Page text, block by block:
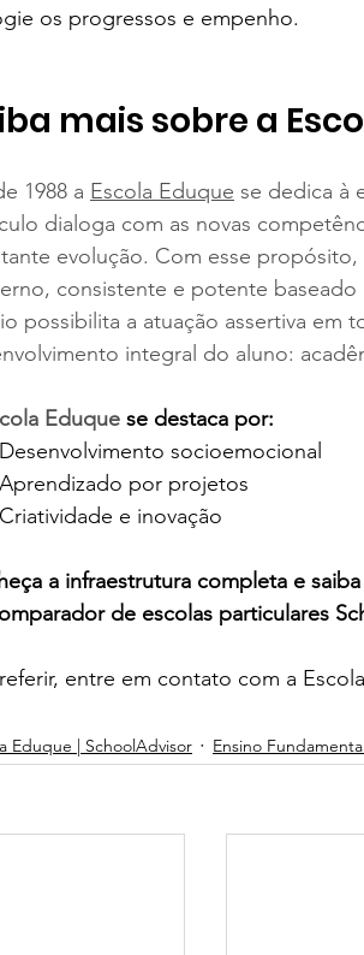
os progressos e empenho.
mais sobre a
1988 a Escola Eduque se dedica à
dialoga com as novas
evolução. Com esse
consistente e potente
possibilita a atuação assertiva em
integral do aluno:
Eduque se destaca por:
Desenvolvimento socioemocional
Aprendizado por projetos
Criatividade e inovação
a infraestrutura completa e
de escolas particulares
entre em contato com a
Eduque | SchoolAdvisor Ensino